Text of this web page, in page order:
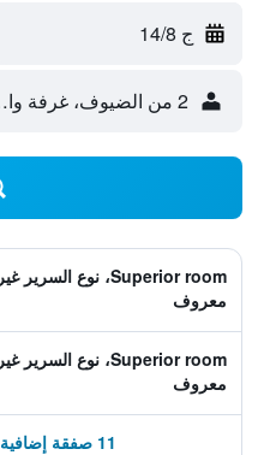
ج 14/8
2 من الضيوف، غرفة واحدة
Superior room، نوع السرير غير
معروف
Superior room، نوع السرير غير
معروف
11 صفقة إضافية ابتداءً من 534 ﷼